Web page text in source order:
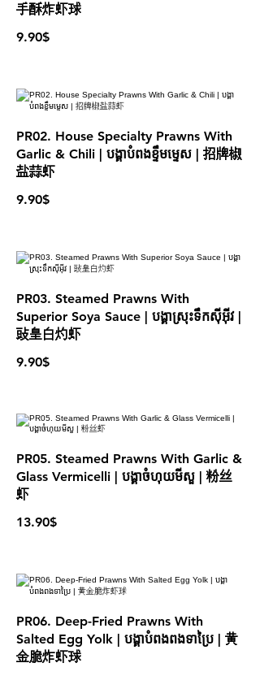
手酥炸虾球
9.90$
PR02. House Specialty Prawns With
Garlic & Chili | បង្គាបំពងខ្ទឹមម្ទេស | 招牌椒
盐蒜虾
9.90$
PR03. Steamed Prawns With
Superior Soya Sauce | បង្គាស្រុះទឹកស៊ីអ៊ីវ |
䜴皇白灼虾
9.90$
PR05. Steamed Prawns With Garlic &
Glass Vermicelli | បង្គាចំហុយមីសួ | 粉丝
虾
13.90$
PR06. Deep-Fried Prawns With
Salted Egg Yolk | បង្គាបំពងពងទាប្រៃ | 黄
金脆炸虾球